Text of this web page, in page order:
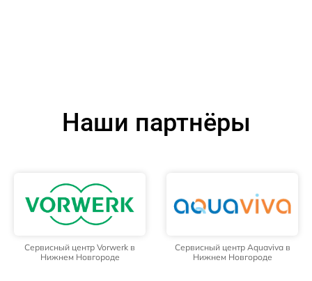
Наши партнёры
Сервисный центр Vorwerk в
Нижнем Новгороде
Сервисный центр Aquaviva в
Нижнем Новгороде